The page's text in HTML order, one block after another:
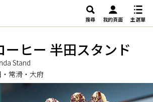
搜尋 我的頁面 主選單
ーヒー 半田スタンド
Stand
常滑・大府